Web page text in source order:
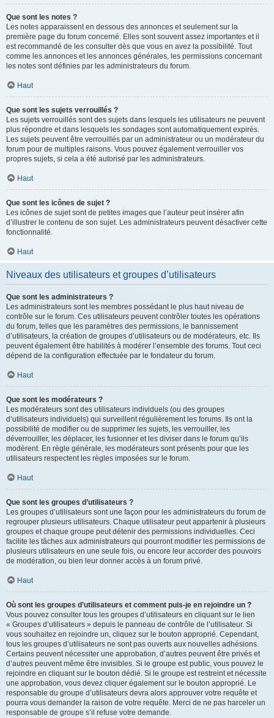
Que sont les notes ?
Les notes apparaissent en dessous des annonces et seulement sur la
première page du forum concerné. Elles sont souvent assez importantes et il
est recommandé de les consulter dès que vous en avez la possibilité. Tout
comme les annonces et les annonces générales, les permissions concernant
les notes sont définies par les administrateurs du forum.
Haut
Que sont les sujets verrouillés ?
Les sujets verrouillés sont des sujets dans lesquels les utilisateurs ne peuvent
plus répondre et dans lesquels les sondages sont automatiquement expirés.
Les sujets peuvent être verrouillés par un administrateur ou un modérateur du
forum pour de multiples raisons. Vous pouvez également verrouiller vos
propres sujets, si cela a été autorisé par les administrateurs.
Haut
Que sont les icônes de sujet ?
Les icônes de sujet sont de petites images que l’auteur peut insérer afin
d’illustrer le contenu de son sujet. Les administrateurs peuvent désactiver cette
fonctionnalité.
Haut
Niveaux des utilisateurs et groupes d’utilisateurs
Que sont les administrateurs ?
Les administrateurs sont les membres possédant le plus haut niveau de
contrôle sur le forum. Ces utilisateurs peuvent contrôler toutes les opérations
du forum, telles que les paramètres des permissions, le bannissement
d’utilisateurs, la création de groupes d’utilisateurs ou de modérateurs, etc. Ils
peuvent également être habilités à modérer l’ensemble des forums. Tout ceci
dépend de la configuration effectuée par le fondateur du forum.
Haut
Que sont les modérateurs ?
Les modérateurs sont des utilisateurs individuels (ou des groupes
d’utilisateurs individuels) qui surveillent régulièrement les forums. Ils ont la
possibilité de modifier ou de supprimer les sujets, les verrouiller, les
déverrouiller, les déplacer, les fusionner et les diviser dans le forum qu’ils
modèrent. En règle générale, les modérateurs sont présents pour que les
utilisateurs respectent les règles imposées sur le forum.
Haut
Que sont les groupes d’utilisateurs ?
Les groupes d’utilisateurs sont une façon pour les administrateurs du forum de
regrouper plusieurs utilisateurs. Chaque utilisateur peut appartenir à plusieurs
groupes et chaque groupe peut détenir des permissions individuelles. Ceci
facilite les tâches aux administrateurs qui pourront modifier les permissions de
plusieurs utilisateurs en une seule fois, ou encore leur accorder des pouvoirs
de modération, ou bien leur donner accès à un forum privé.
Haut
Où sont les groupes d’utilisateurs et comment puis-je en rejoindre un ?
Vous pouvez consulter tous les groupes d’utilisateurs en cliquant sur le lien
« Groupes d’utilisateurs » depuis le panneau de contrôle de l’utilisateur. Si
vous souhaitez en rejoindre un, cliquez sur le bouton approprié. Cependant,
tous les groupes d’utilisateurs ne sont pas ouverts aux nouvelles adhésions.
Certains peuvent nécessiter une approbation, d’autres peuvent être privés et
d’autres peuvent même être invisibles. Si le groupe est public, vous pouvez le
rejoindre en cliquant sur le bouton dédié. Si le groupe est restreint et nécessite
une approbation, vous devez cliquer également sur le bouton approprié. Le
responsable du groupe d’utilisateurs devra alors approuver votre requête et
pourra vous demander la raison de votre requête. Merci de ne pas harceler un
responsable de groupe s’il refuse votre demande.